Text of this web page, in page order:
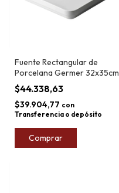
Fuente Rectangular de
Porcelana Germer 32x35cm
$44.338,63
$39.904,77 con
Transferencia o depósito
Comprar